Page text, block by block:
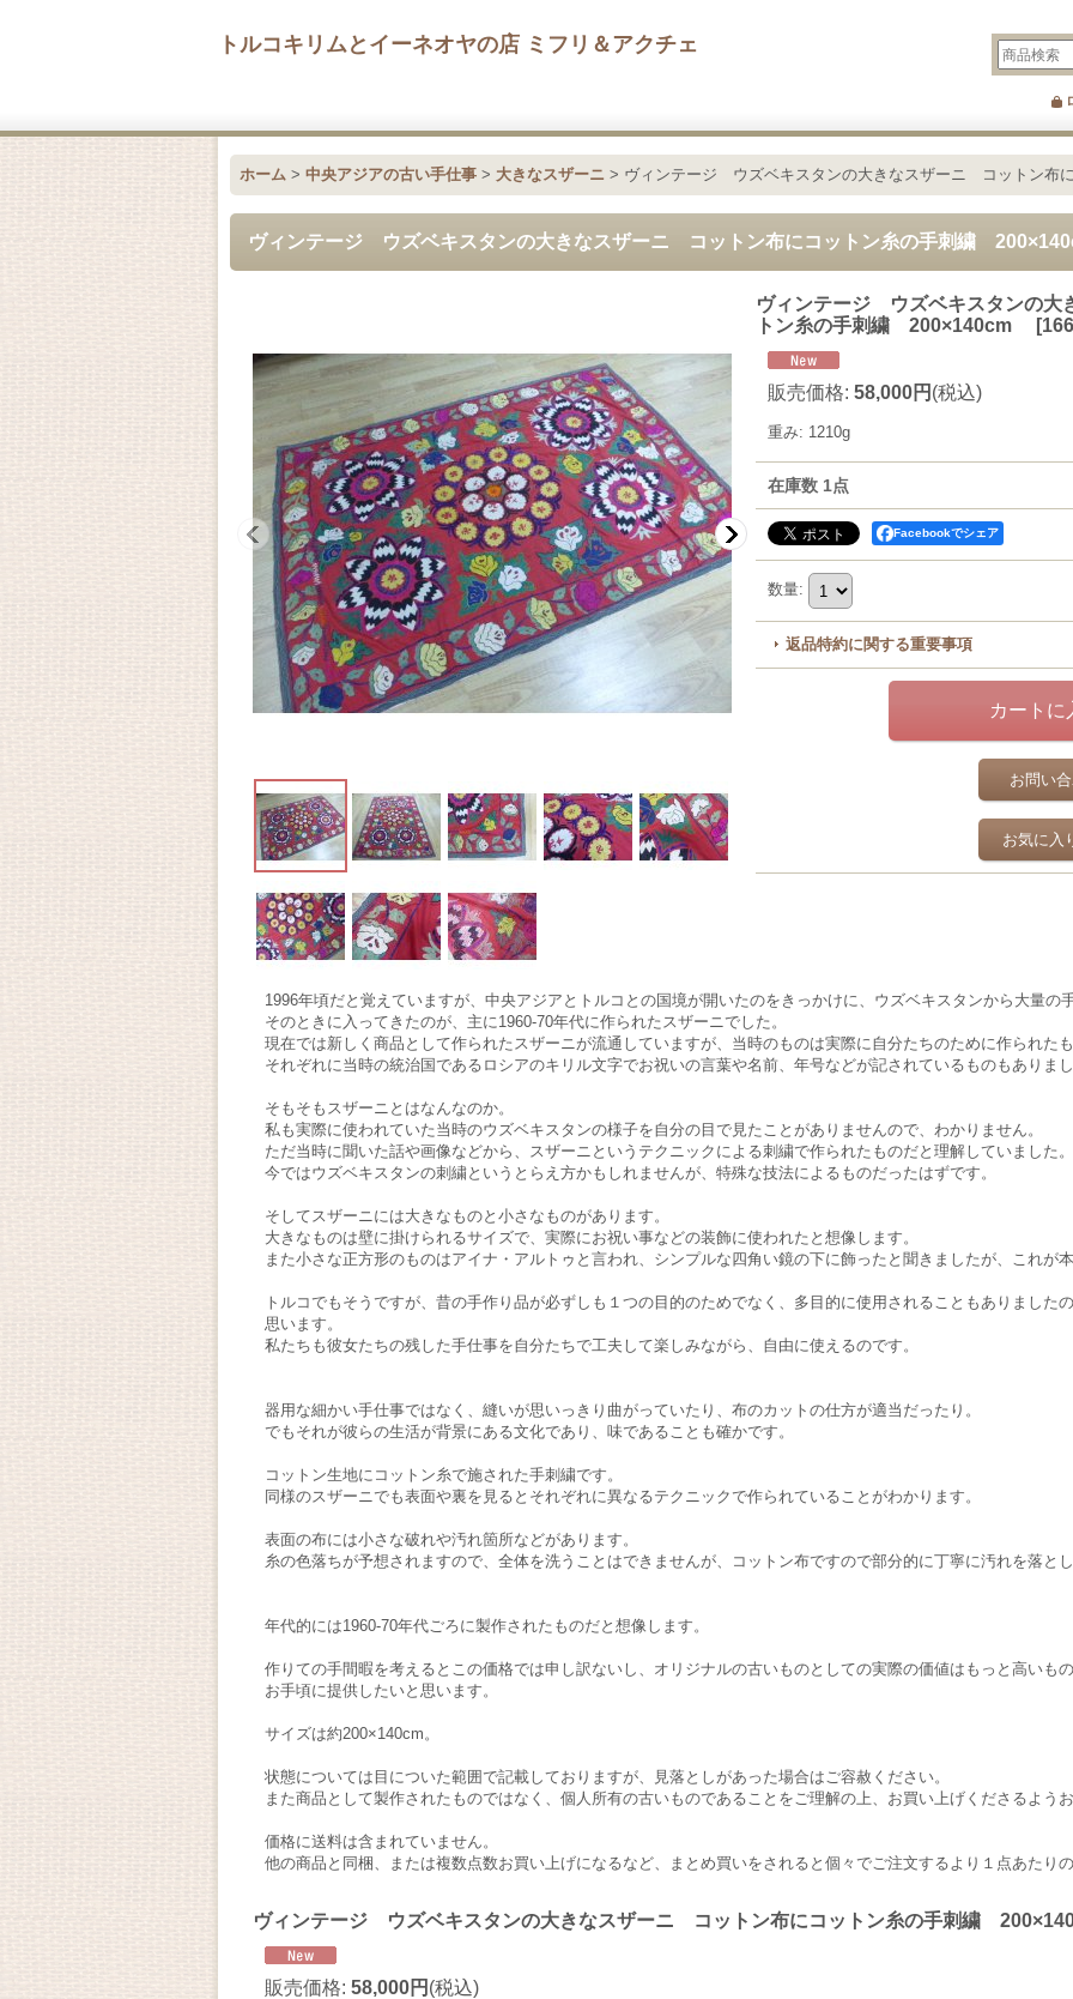
トルコキリムとイーネオヤの店 ミフリ＆アクチェ
ホーム > 中央アジアの古い手仕事 > 大きなスザーニ > ヴィンテージ ウズベキスタンの大きなスザーニ コットン
ヴィンテージ ウズベキスタンの大きなスザーニ コットン布にコットン糸の手刺繍
ヴィンテージ ウズベキスタンの
トン糸の手刺繍 200×140cm
[
販売価格: 58,000円 (税込)
重み: 1210g
在庫数 1点
Facebookでシェア
数量:
返品特約に関する重要事項
お問い
お気に入
1996年頃だと覚えていますが、中央アジアとトルコとの国境が開いたのをきっかけに、ウズベキスタンから大量の
そのときに入ってきたのが、主に1960-70年代に作られたスザーニでした。
現在では新しく商品として作られたスザーニが流通していますが、当時のものは実際に自分たちのために作られた
それぞれに当時の統治国であるロシアのキリル文字でお祝いの言葉や名前、年号などが記されているものもありま
そもそもスザーニとはなんなのか。
私も実際に使われていた当時のウズベキスタンの様子を自分の目で見たことがありませんので、わかりません。
ただ当時に聞いた話や画像などから、スザーニというテクニックによる刺繍で作られたものだと理解していました。
今ではウズベキスタンの刺繍というとらえ方かもしれませんが、特殊な技法によるものだったはずです。
そしてスザーニには大きなものと小さなものがあります。
大きなものは壁に掛けられるサイズで、実際にお祝い事などの装飾に使われたと想像します。
また小さな正方形のものはアイナ・アルトゥと言われ、シンプルな四角い鏡の下に飾ったと聞きましたが、これが
トルコでもそうですが、昔の手作り品が必ずしも１つの目的のためでなく、多目的に使用されることもありました
思います。
私たちも彼女たちの残した手仕事を自分たちで工夫して楽しみながら、自由に使えるのです。
器用な細かい手仕事ではなく、縫いが思いっきり曲がっていたり、布のカットの仕方が適当だったり。
でもそれが彼らの生活が背景にある文化であり、味であることも確かです。
コットン生地にコットン糸で施された手刺繍です。
同様のスザーニでも表面や裏を見るとそれぞれに異なるテクニックで作られていることがわかります。
表面の布には小さな破れや汚れ箇所などがあります。
糸の色落ちが予想されますので、全体を洗うことはできませんが、コットン布ですので部分的に丁寧に汚れを落と
年代的には1960-70年代ごろに製作されたものだと想像します。
作りての手間暇を考えるとこの価格では申し訳ないし、オリジナルの古いものとしての実際の価値はもっと高いも
お手頃に提供したいと思います。
サイズは約200×140cm。
状態については目についた範囲で記載しておりますが、見落としがあった場合はご容赦ください。
また商品として製作されたものではなく、個人所有の古いものであることをご理解の上、お買い上げくださるよう
価格に送料は含まれていません。
他の商品と同梱、または複数点数お買い上げになるなど、まとめ買いをされると個々でご注文するより１点あたり
ヴィンテージ ウズベキスタンの大きなスザーニ コットン布にコットン糸の手刺繍
販売価格: 58,000円 (税込)